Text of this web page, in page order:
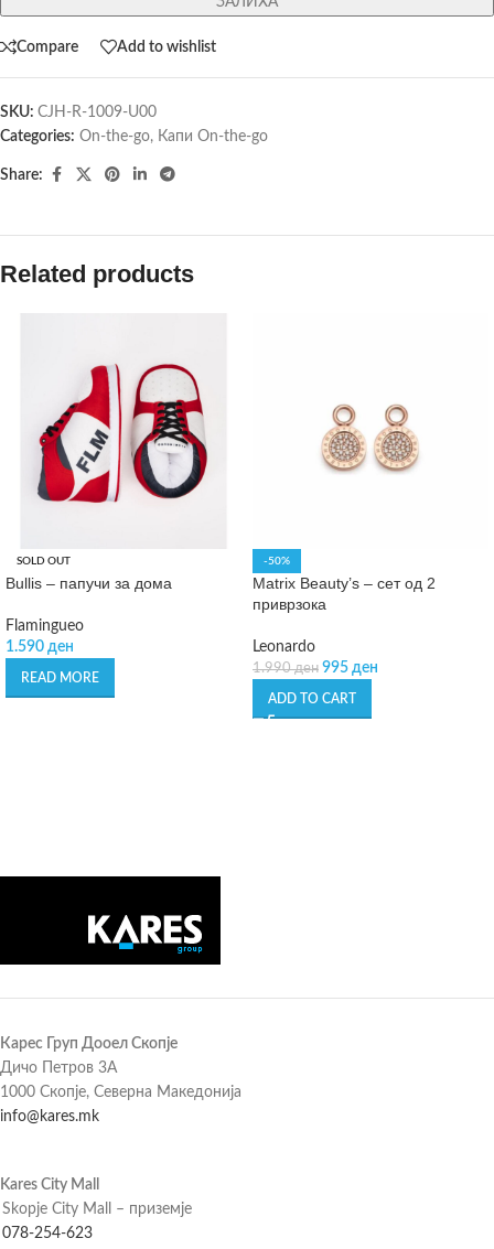
Compare Add to wishlist
SKU: CJH-R-1009-U00
Categories: On-the-go, Капи On-the-go
Share:
Related products
SOLD OUT
Bullis – папучи за дома
Flamingueo
1.590 ден
READ MORE
-50%
Matrix Beauty’s – сет од 2
приврзока
Leonardo
1.990ден 995 ден
ADD TO CART
Карес Груп Дооел Скопје
Дичо Петров 3А
1000 Скопје, Северна Македонија
info@kares.mk
Kares City Mall
Skopje City Mall – приземје
078-254-623